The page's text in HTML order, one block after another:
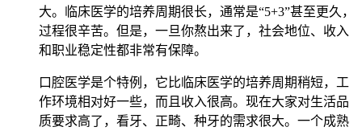
大。临床医学的培养周期很长，通常是“5+3”甚至更久，
过程很辛苦。但是，一旦你熬出来了，社会地位、收入
和职业稳定性都非常有保障。
口腔医学是个特例，它比临床医学的培养周期稍短，工
作环境相对好一些，而且收入很高。现在大家对生活品
质要求高了，看牙、正畸、种牙的需求很大。一个成熟